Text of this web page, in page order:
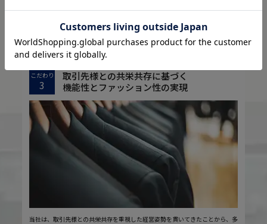
お客様に安心してお買い物していただくために、厳しい品質検査基準を設定し
ています。
こだわり
3
取引先様との共栄共存に基づく
機能性とファッション性の実現
当社は、取引先様との共栄共存を重視した経営姿勢を貫いてきたことから、多